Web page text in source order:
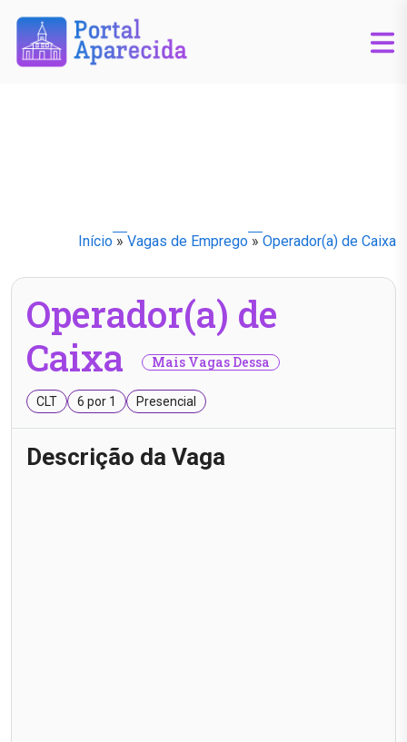
Início » Vagas de Emprego » Operador(a) de Caixa
Operador(a) de
Caixa
Mais Vagas Dessa
CLT 6 por 1 Presencial
Descrição da Vaga